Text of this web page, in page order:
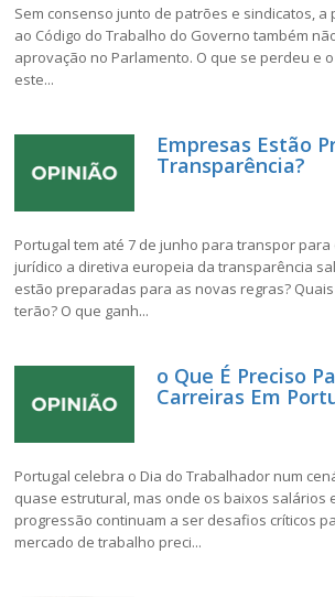
Sem consenso junto de patrões e sindicatos,
ao Código do Trabalho do Governo também
aprovação no Parlamento. O que se perdeu e
este...
Empresas Estão
Transparência?
Portugal tem até 7 de junho para transpor
jurídico a diretiva europeia da transparência
estão preparadas para as novas regras?
terão? O que ganh...
o Que É Preciso
Carreiras Em
Portugal celebra o Dia do Trabalhador num
quase estrutural, mas onde os baixos salários
progressão continuam a ser desafios críticos
mercado de trabalho preci...